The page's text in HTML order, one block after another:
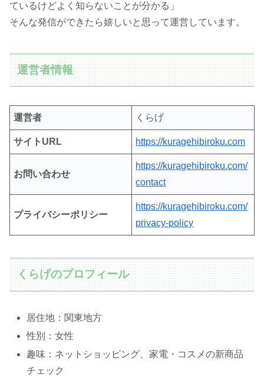
ているけどよく知らないことが分かる」
そんな発信ができたら嬉しいと思って運営しています。
運営者情報
運営者 くらげ
サイトURL https://kuragehibiroku.com
お問い合わせ
https://kuragehibiroku.com/
contact
プライバシーポリシー
https://kuragehibiroku.com/
privacy-policy
くらげのプロフィール
居住地：関東地方
性別：女性
趣味：ネットショッピング、家電・コスメの新商品
チェック